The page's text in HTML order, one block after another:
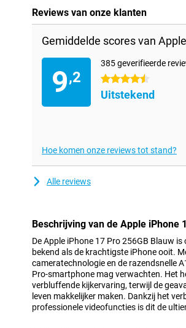
Reviews van onze klanten
Gemiddelde scores van
9,2
385 geverifieerde
4.5 sterren
Uitstekend
Hoe komen onze reviews tot stand?
Alle reviews
Beschrijving van de Apple iPhone
De Apple iPhone 17 Pro 256GB Blauw
bekend als de krachtigste iPhone ooit.
cameratechnologie en de razendsnelle
Pro-smartphone mag verwachten. Het
verbluffende kijkervaring, terwijl de
leven makkelijker maken. Dankzij het
professionele videofuncties is dit de